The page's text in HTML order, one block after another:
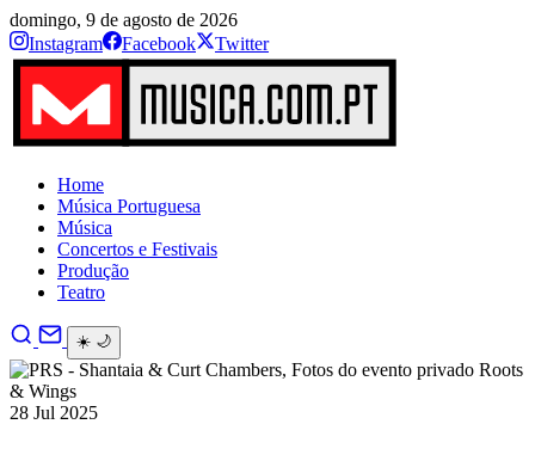
domingo, 9 de agosto de 2026
Instagram
Facebook Twitter
Home
Música Portuguesa
Música
Concertos e Festivais
Produção
Teatro
☀️ 🌙
28 Jul 2025